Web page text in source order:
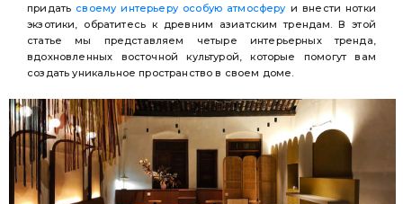
придать своему интерьеру особую атмосферу и внести нотки
экзотики, обратитесь к древним азиатским трендам. В этой
статье мы представляем четыре интерьерных тренда,
вдохновленных восточной культурой, которые помогут вам
создать уникальное пространство в своем доме.